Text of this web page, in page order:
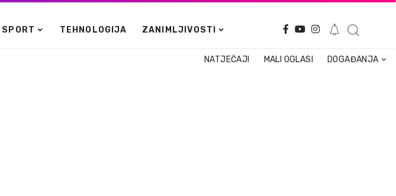
SPORT TEHNOLOGIJA ZANIMLJIVOSTI
NATJEČAJI MALI OGLASI DOGAĐANJA